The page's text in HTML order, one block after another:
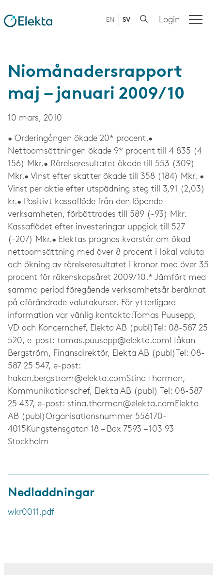
EN SV Login
Niomånadersrapport
maj – januari 2009/10
10 mars, 2010
• Orderingången ökade 20* procent.•
Nettoomsättningen ökade 9* procent till 4 835 (4
156) Mkr.• Rörelseresultatet ökade till 553 (309)
Mkr.• Vinst efter skatter ökade till 358 (184) Mkr. •
Vinst per aktie efter utspädning steg till 3,91 (2,03)
kr.• Positivt kassaflöde från den löpande
verksamheten, förbättrades till 589 (-93) Mkr.
Kassaflödet efter investeringar uppgick till 527
(-207) Mkr.• Elektas prognos kvarstår om ökad
nettoomsättning med över 8 procent i lokal valuta
och ökning av rörelseresultatet i kronor med över 35
procent för räkenskapsåret 2009/10.* Jämfört med
samma period föregående verksamhetsår beräknat
på oförändrade valutakurser. För ytterligare
information var vänlig kontakta:Tomas Puusepp,
VD och Koncernchef, Elekta AB (publ)Tel: 08-587 25
520, e-post: tomas.puusepp@elekta.comHåkan
Bergström, Finansdirektör, Elekta AB (publ)Tel: 08-
587 25 547, e-post:
hakan.bergstrom@elekta.comStina Thorman,
Kommunikationschef, Elekta AB (publ) Tel: 08-587
25 437, e-post: stina.thorman@elekta.comElekta
AB (publ)Organisationsnummer 556170-
4015Kungstensgatan 18 – Box 7593 – 103 93
Stockholm
Nedladdningar
wkr0011.pdf